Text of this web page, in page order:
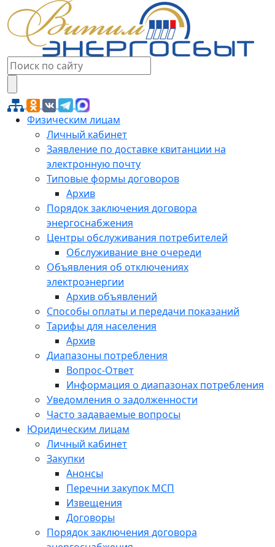
Физическим лицам
Личный кабинет
Заявление по доставке квитанции на
электронную почту
Типовые формы договоров
Архив
Порядок заключения договора
энергоснабжения
Центры обслуживания потребителей
Обслуживание вне очереди
Объявления об отключениях
электроэнергии
Архив объявлений
Способы оплаты и передачи показаний
Тарифы для населения
Архив
Диапазоны потребления
Вопрос-Ответ
Информация о диапазонах потребления
Уведомления о задолженности
Часто задаваемые вопросы
Юридическим лицам
Личный кабинет
Закупки
Анонсы
Перечни закупок МСП
Извещения
Договоры
Порядок заключения договора